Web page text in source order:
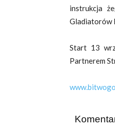
instrukcja
Gladiatorów
Start 13
Partnerem